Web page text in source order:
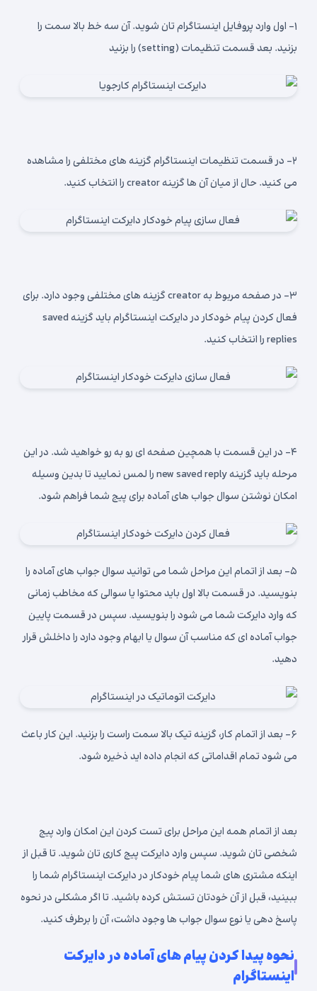
۱- اول وارد پروفایل اینستاگرام تان شوید. آن سه خط بالا سمت را
بزنید. بعد قسمت تنظیمات (setting) را بزنید
۲- در قسمت تنظیمات اینستاگرام گزینه های مختلفی را مشاهده
می کنید. حال از میان آن ها گزینه creator را انتخاب کنید.
۳- در صفحه مربوط به creator گزینه های مختلفی وجود دارد. برای
فعال کردن پیام خودکار در دایرکت اینستاگرام باید گزینه saved
replies را انتخاب کنید.
۴- در این قسمت با همچین صفحه ای رو به رو خواهید شد. در این
مرحله باید گزینه new saved reply را لمس نمایید تا بدین وسیله
امکان نوشتن سوال جواب های آماده برای پیج شما فراهم شود.
۵- بعد از اتمام این مراحل شما می توانید سوال جواب های آماده را
بنویسید. در قسمت بالا اول باید محتوا یا سوالی که مخاطب زمانی
که وارد دایرکت شما می شود را بنویسید. سپس در قسمت پایین
جواب آماده ای که مناسب آن سوال یا ابهام وجود دارد را داخلش قرار
دهید.
۶- بعد از اتمام کار، گزینه تیک بالا سمت راست را بزنید. این کار باعث
می شود تمام اقداماتی که انجام داده اید ذخیره شود.
بعد از اتمام همه این مراحل برای تست کردن این امکان وارد پیج
شخصی تان شوید. سپس وارد دایرکت پیج کاری تان شوید. تا قبل از
اینکه مشتری های شما پیام خودکار در دایرکت اینستاگرام شما را
ببینید، قبل از آن خودتان تستش کرده باشید. تا اگر مشکلی در نحوه
پاسخ دهی یا نوع سوال جواب ها وجود داشت، آن را برطرف کنید.
نحوه پیدا کردن پیام های آماده در دایرکت
اینستاگرام